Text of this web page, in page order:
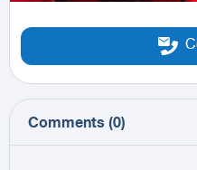
Comments (0)